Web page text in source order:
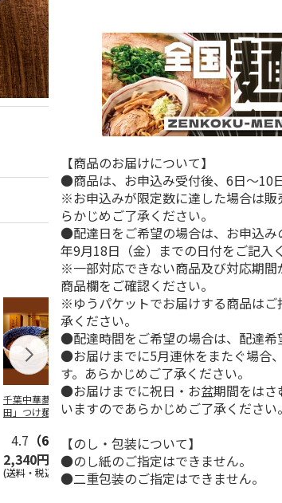
千葉中華蕎麦「とみ
田」つけ麺４食
4.7 （6）
2,340円
(送料・税込)
＜ご自宅用＞喜多方
ラーメン味三昧温冷
5.0（1）
2,450円
(送料・税込)
山形発祥 栄屋
元祖冷しらー
1,440円
(送料・税込)
【商品のお届けについて】
●商品は、お申込み受付後、6日～10
※お申込みが限定数に達した場合は販
らかじめご了承ください。
●配達日をご希望の場合は、お申込
年9月18日（金）までの日付をご記入
※一部対応できない商品及び対応期
商品欄をご確認ください。
※ゆうパケットでお届けする商品は
承ください。
●配達時間をご希望の場合は、配達希
●お届けまでに5月連休をまたぐ場合
す。あらかじめご了承ください。
●お届けまでに祝日・お盆期間をは
いますのであらかじめご了承ください。
【のし・包装について】
●のし紙のご指定はできません。
●二重包装のご指定はできません。